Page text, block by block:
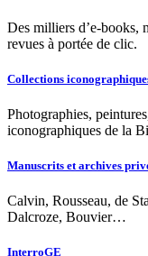
Des milliers d’e-books,
revues à portée de clic.
Collections
Photographies,
iconographiques de la
Manuscrits et archives
Calvin, Rousseau, de
Dalcroze, Bouvier…
InterroGE